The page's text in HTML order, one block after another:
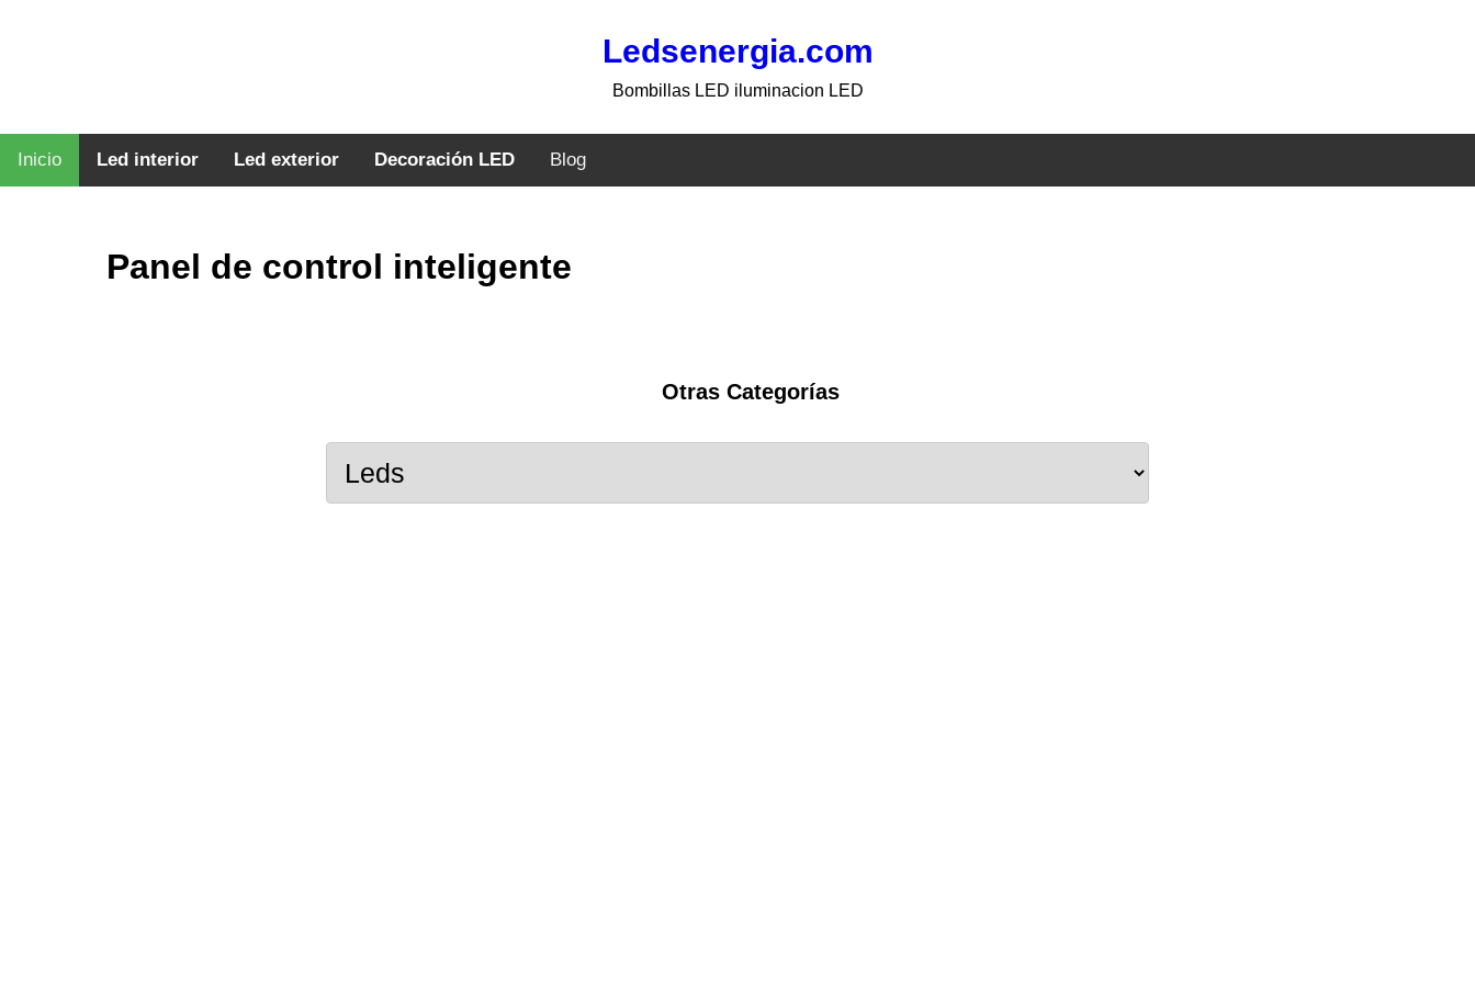
Ledsenergia.com
Bombillas LED iluminacion LED
Inicio Led interior Led exterior Decoración LED Blog
Panel de control inteligente
Otras Categorías